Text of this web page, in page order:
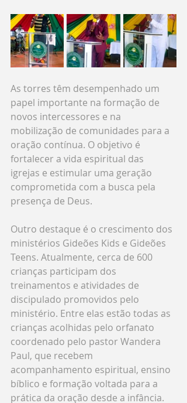
As torres têm desempenhado um
papel importante na formação de
novos intercessores e na
mobilização de comunidades para a
oração contínua. O objetivo é
fortalecer a vida espiritual das
igrejas e estimular uma geração
comprometida com a busca pela
presença de Deus.
Outro destaque é o crescimento dos
ministérios Gideões Kids e Gideões
Teens. Atualmente, cerca de 600
crianças participam dos
treinamentos e atividades de
discipulado promovidos pelo
ministério. Entre elas estão todas as
crianças acolhidas pelo orfanato
coordenado pelo pastor Wandera
Paul, que recebem
acompanhamento espiritual, ensino
bíblico e formação voltada para a
prática da oração desde a infância.